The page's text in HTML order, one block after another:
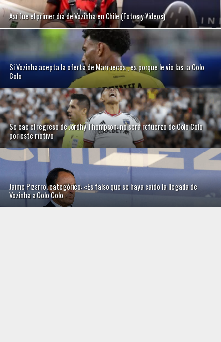
Así fue el primer día de Vozinha en Chile (Fotos y Videos)
Si Vozinha acepta la oferta de Marruecos , es porque le vio las…a Colo
Colo
Se cae el regreso de Jordhy Thompson: no será refuerzo de Colo Colo
por este motivo
Jaime Pizarro, categórico: «Es falso que se haya caído la llegada de
Vozinha a Colo Colo